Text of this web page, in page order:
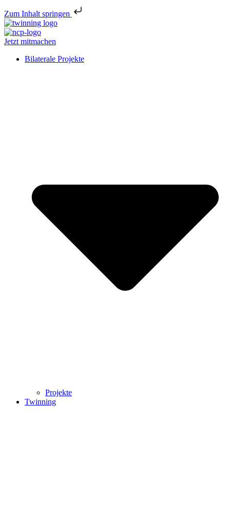
Zum Inhalt springen
Jetzt mitmachen
Bilaterale Projekte
Projekte
Twinning